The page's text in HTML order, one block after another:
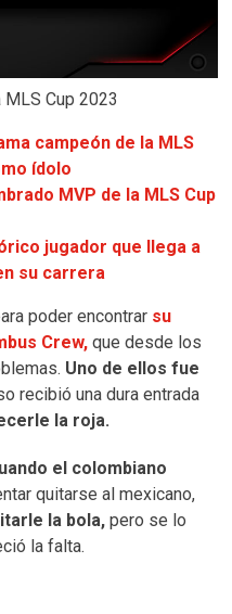
Cup 2023
campeón de la MLS
ídolo
MVP de la MLS Cup
jugador que llega a
su carrera
poder encontrar su
Crew, que desde los
Uno de ellos fue
recibió una dura entrada
la roja.
el colombiano
quitarse al mexicano,
la bola, pero se lo
la falta.